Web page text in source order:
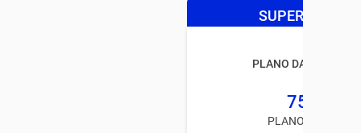
SUPER OFERTA
PLANO DA TIM
75GB
PLANO TIM PÓS